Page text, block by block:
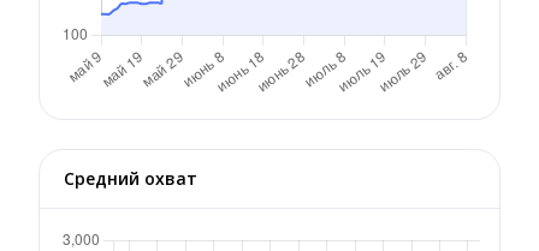
Средний охват